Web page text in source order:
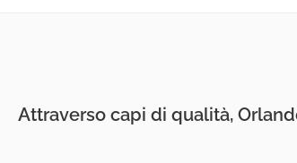
Attraverso capi di qualità,